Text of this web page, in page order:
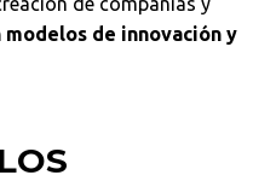
modelos de innovación y